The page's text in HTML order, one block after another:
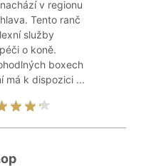
v regionu
Tento ranč
služby
o koně.
boxech
má k dispozici ...